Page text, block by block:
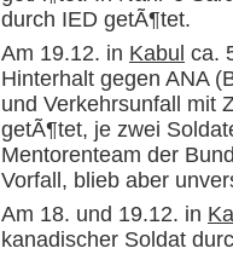
durch IED getÃ¶tet.
Am 19.12. in Kabul ca.
Hinterhalt gegen ANA
und Verkehrsunfall mit
getÃ¶tet, je zwei
Mentorenteam der
Vorfall, blieb aber
Am 18. und 19.12. in
kanadischer Soldat